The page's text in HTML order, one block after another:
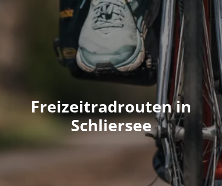
Freizeitradrouten in
Schliersee